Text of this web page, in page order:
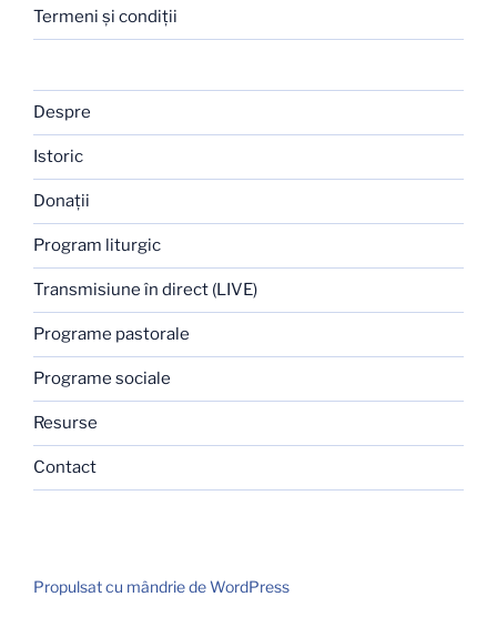
Termeni şi condiţii
Despre
Istoric
Donaţii
Program liturgic
Transmisiune în direct (LIVE)
Programe pastorale
Programe sociale
Resurse
Contact
Propulsat cu mândrie de WordPress